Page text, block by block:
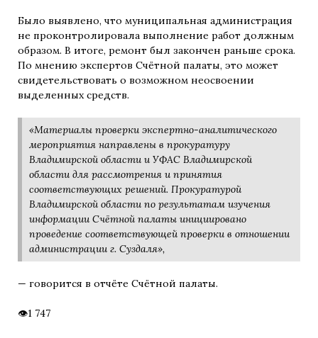
Было выявлено, что муниципальная администрация
не проконтролировала выполнение работ должным
образом. В итоге, ремонт был закончен раньше срока.
По мнению экспертов Счётной палаты, это может
свидетельствовать о возможном неосвоении
выделенных средств.
«Материалы проверки экспертно-аналитического
мероприятия направлены в прокуратуру
Владимирской области и УФАС Владимирской
области для рассмотрения и принятия
соответствующих решений. Прокуратурой
Владимирской области по результатам изучения
информации Счётной палаты инициировано
проведение соответствующей проверки в отношении
администрации г. Суздаля»,
— говорится в отчёте Счётной палаты.
1 747